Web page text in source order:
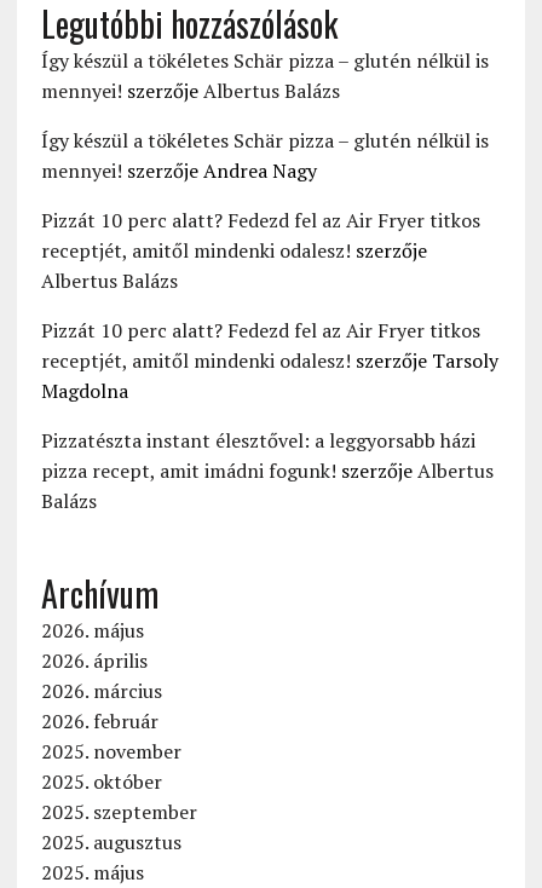
Legutóbbi hozzászólások
Így készül a tökéletes Schär pizza – glutén nélkül is
mennyei! szerzőjeAlbertus Balázs
Így készül a tökéletes Schär pizza – glutén nélkül is
mennyei! szerzőjeAndrea Nagy
Pizzát 10 perc alatt? Fedezd fel az Air Fryer titkos
receptjét, amitől mindenki odalesz! szerzője
Albertus Balázs
Pizzát 10 perc alatt? Fedezd fel az Air Fryer titkos
receptjét, amitől mindenki odalesz! szerzője Tarsoly
Magdolna
Pizzatészta instant élesztővel: a leggyorsabb házi
pizza recept, amit imádni fogunk! szerzőjeAlbertus
Balázs
Archívum
2026. május
2026. április
2026. március
2026. február
2025. november
2025. október
2025. szeptember
2025. augusztus
2025. május